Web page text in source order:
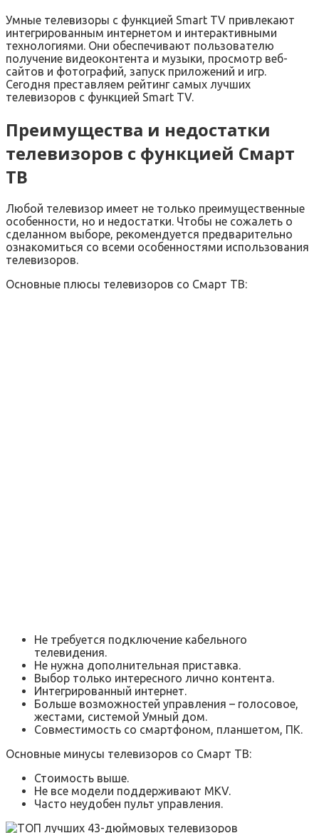
Умные телевизоры с функцией Smart TV привлекают
интегрированным интернетом и интерактивными
технологиями. Они обеспечивают пользователю
получение видеоконтента и музыки, просмотр веб-
сайтов и фотографий, запуск приложений и игр.
Сегодня преставляем рейтинг самых лучших
телевизоров с функцией Smart TV.
Преимущества и недостатки
телевизоров с функцией Смарт
ТВ
Любой телевизор имеет не только преимущественные
особенности, но и недостатки. Чтобы не сожалеть о
сделанном выборе, рекомендуется предварительно
ознакомиться со всеми особенностями использования
телевизоров.
Основные плюсы телевизоров со Смарт ТВ:
Не требуется подключение кабельного
телевидения.
Не нужна дополнительная приставка.
Выбор только интересного лично контента.
Интегрированный интернет.
Больше возможностей управления – голосовое,
жестами, системой Умный дом.
Совместимость со смартфоном, планшетом, ПК.
Основные минусы телевизоров со Смарт ТВ:
Стоимость выше.
Не все модели поддерживают MKV.
Часто неудобен пульт управления.